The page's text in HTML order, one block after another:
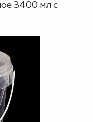
3400 мл с